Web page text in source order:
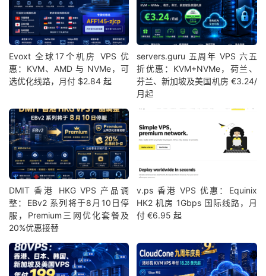
Evoxt 全球17个机房 VPS 优
惠：KVM、AMD 与 NVMe，可
选优化线路，月付 $2.84 起
servers.guru 五周年 VPS 六五
折优惠：KVM+NVMe，荷兰、
芬兰、新加坡及美国机房 €3.24/
月起
DMIT 香港 HKG VPS 产品调
整：EBv2 系列将于8月10日停
服，Premium三网优化套餐及
20%优惠接替
v.ps 香港 VPS 优惠：Equinix
HK2 机房 1Gbps 国际线路，月
付 €6.95 起